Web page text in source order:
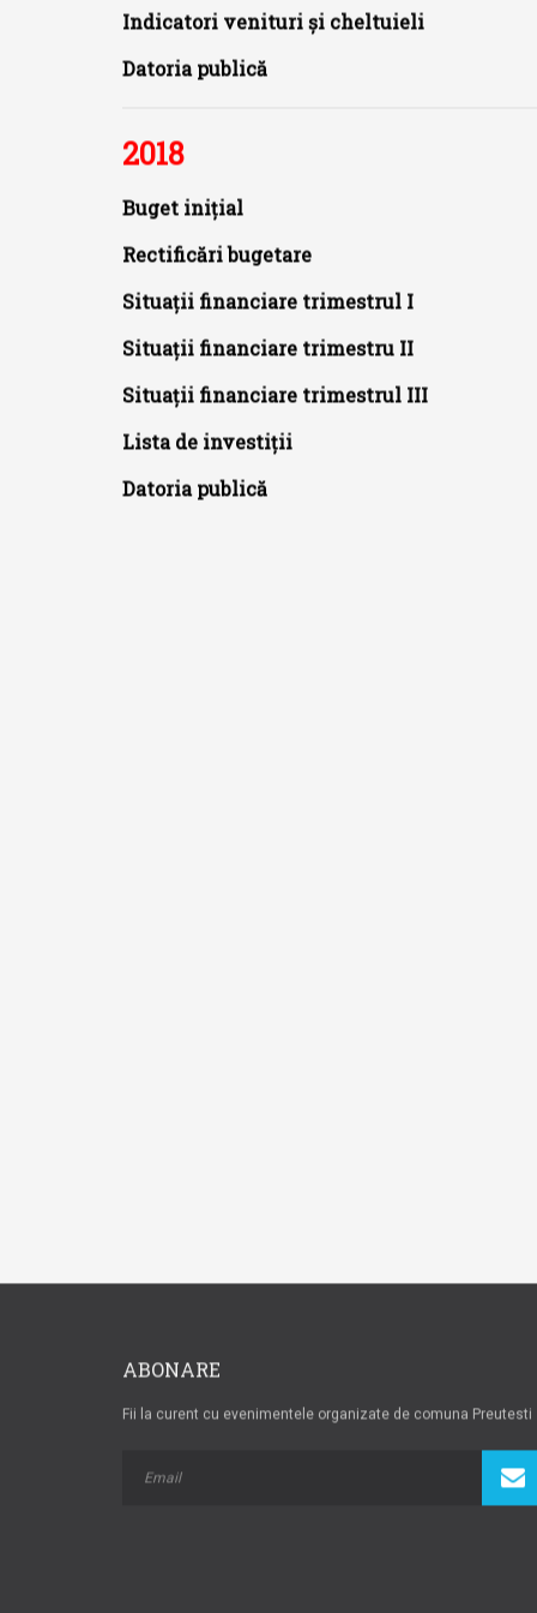
Indicatori venituri și cheltuieli
Datoria publică
2018
Buget inițial
Rectificări bugetare
Situații financiare trimestrul I
Situații financiare trimestru II
Situații financiare trimestrul III
Lista de investiții
Datoria publică
ABONARE
Fii la curent cu evenimentele organizate de comuna Preutesti